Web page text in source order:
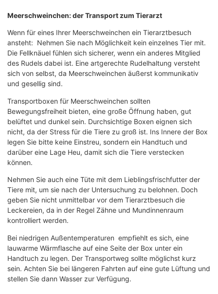
Meerschweinchen: der Transport zum Tierarzt
Wenn für eines Ihrer Meerschweinchen ein Tierarztbesuch
ansteht: Nehmen Sie nach Möglichkeit kein einzelnes Tier mit.
Die Fellknäuel fühlen sich sicherer, wenn ein anderes Mitglied
des Rudels dabei ist. Eine artgerechte Rudelhaltung versteht
sich von selbst, da Meerschweinchen äußerst kommunikativ
und gesellig sind.
Transportboxen für Meerschweinchen sollten
Bewegungsfreiheit bieten, eine große Öffnung haben, gut
belüftet und dunkel sein. Durchsichtige Boxen eignen sich
nicht, da der Stress für die Tiere zu groß ist. Ins Innere der Box
legen Sie bitte keine Einstreu, sondern ein Handtuch und
darüber eine Lage Heu, damit sich die Tiere verstecken
können.
Nehmen Sie auch eine Tüte mit dem Lieblingsfrischfutter der
Tiere mit, um sie nach der Untersuchung zu belohnen. Doch
geben Sie nicht unmittelbar vor dem Tierarztbesuch die
Leckereien, da in der Regel Zähne und Mundinnenraum
kontrolliert werden.
Bei niedrigen Außentemperaturen empfiehlt es sich, eine
lauwarme Wärmflasche auf eine Seite der Box unter ein
Handtuch zu legen. Der Transportweg sollte möglichst kurz
sein. Achten Sie bei längeren Fahrten auf eine gute Lüftung und
stellen Sie dann Wasser zur Verfügung.